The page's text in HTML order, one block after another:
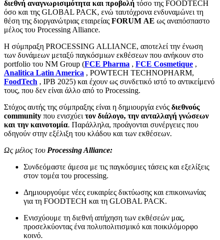
διεθνή αναγνωρισιμότητα και προβολή τόσο της FOODTECH
όσο και της GLOBAL PACK, ενώ ταυτόχρονα ενδυναμώνει τη
θέση της διοργανώτριας εταιρείας FORUM ΑΕ ως αναπόσπαστο
μέλος του Processing Alliance.
Η σύμπραξη PROCESSING ALLIANCE, αποτελεί την ένωση
των δυνάμεων μεταξύ παγκόσμιων εκθέσεων που ανήκουν στο
portfolio του NM Group (FCE Pharma , FCE Cosmetique ,
Analitica Latin America , POWTECH TECHNOPHARM,
FoodTech , IPB 2025) και έχουν ως συνδετικό ιστό το αντικείμενό
τους, που δεν είναι άλλο από το Processing.
Στόχος αυτής της σύμπραξης είναι η δημιουργία ενός διεθνούς
community που ενισχύει τον διάλογο, την ανταλλαγή γνώσεων
και την καινοτομία. Παράλληλα, προάγονται συνέργειες που
οδηγούν στην εξέλιξη του κλάδου και των εκθέσεων.
Ως μέλος του Processing Alliance:
Συνδεόμαστε άμεσα με τις παγκόσμιες τάσεις και εξελίξεις
στον τομέα του processing.
Δημιουργούμε νέες ευκαιρίες δικτύωσης και επικοινωνίας
για τη FOODTECH και τη GLOBAL PACK.
Ενισχύουμε τη διεθνή απήχηση των εκθέσεών μας,
προσελκύοντας ένα πολυπολιτισμικό και ποικιλόμορφο
κοινό.